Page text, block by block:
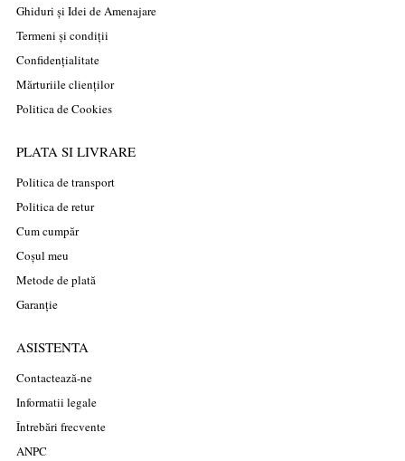
Ghiduri și Idei de Amenajare
Termeni și condiții
Confidențialitate
Mărturiile clienților
Politica de Cookies
PLATA SI LIVRARE
Politica de transport
Politica de retur
Cum cumpăr
Coșul meu
Metode de plată
Garanție
ASISTENTA
Contactează-ne
Informatii legale
Întrebări frecvente
ANPC